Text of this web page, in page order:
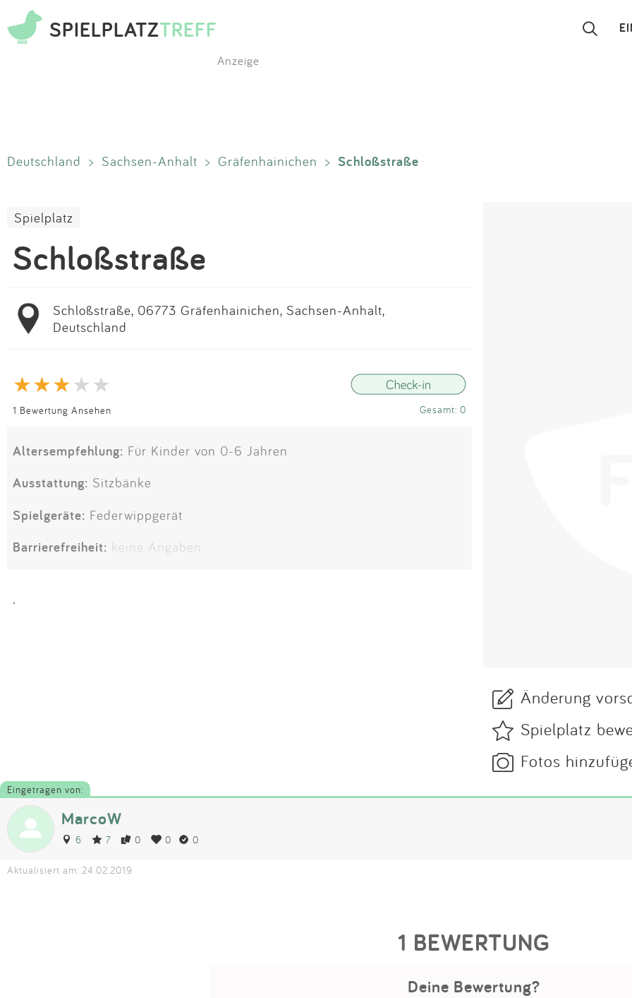
SPIELPLATZTREFF
Anmelden
Anzeige
Deutschland > Sachsen-Anhalt > Gräfenhainichen > Schloßstraße
Spielplatz
Schloßstraße
Schloßstraße, 06773 Gräfenhainichen, Sachsen-Anhalt,
Deutschland
1 Bewertung Ansehen Gesamt: 0
Altersempfehlung: Für Kinder von 0-6 Jahren
Ausstattung: Sitzbänke
Spielgeräte: Federwippgerät
Barrierefreiheit: keine Angaben
.
Änderung
Spielplatz
Fotos
Eingetragen von:
MarcoW
6 7 0 0 0
Aktualisiert am: 24.02.2019
1 BEWERTUNG
Deine Bewertung?